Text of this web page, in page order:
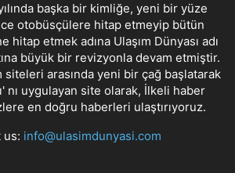
başka bir kimliğe, yeni bir yüze
otobüsçülere hitap etmeyip bütün
hitap etmek adına Ulaşım Dünyası adı
büyük bir revizyonla devam etmiştir.
siteleri arasında yeni bir çağ başlatarak
nı uygulayan site olarak, İlkeli haber
en doğru haberleri ulaştırıyoruz.
us: info@ulasimdunyasi.com